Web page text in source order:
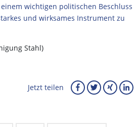
wichtigen politischen Beschluss
und wirksames Instrument zu
Stahl)
Jetzt teilen